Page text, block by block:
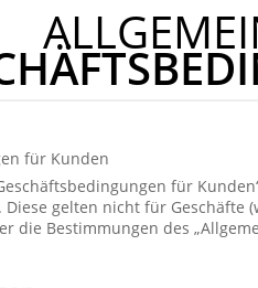
für Kunden
für
Diese gelten nicht für
die Bestimmungen des